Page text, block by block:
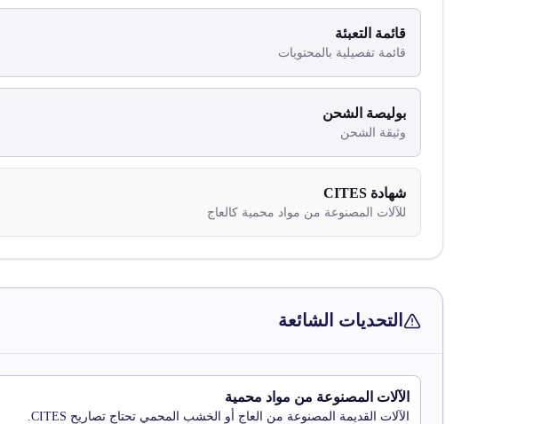
قائمة التعبئة
قائمة تفصيلية بالمحتويات
بوليصة الشحن
وثيقة الشحن
شهادة CITES
للآلات المصنوعة من مواد محمية كالعاج
التحديات الشائعة
الآلات المصنوعة من مواد محمية
الآلات القديمة المصنوعة من العاج أو الخشب المحمي تحتاج تصاريح CITES.